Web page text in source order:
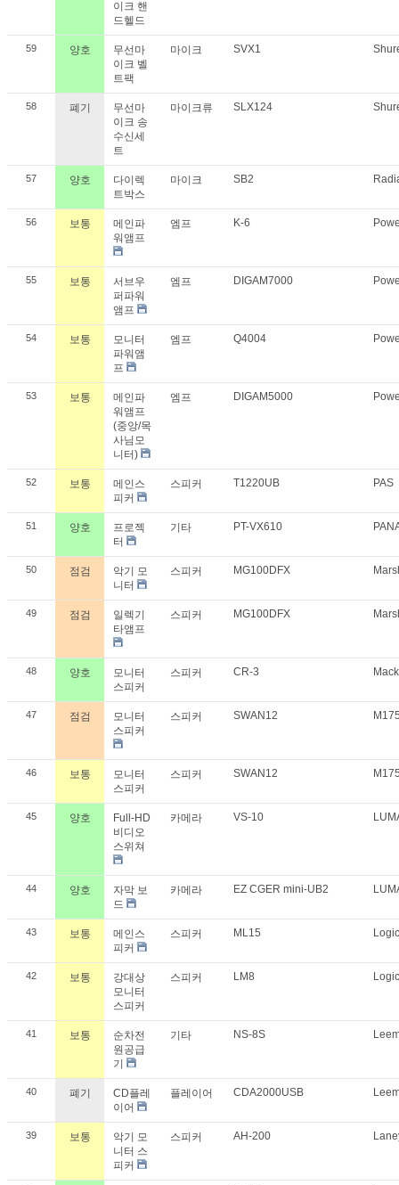
이크 핸
드헬드
59 양호
무선마
이크 벨
트팩
마이크 SVX1
58 폐기
무선마
이크 송
수신세
트
마이크류 SLX124
57 양호
다이렉
트박스
마이크 SB2
56 보통
메인파
워앰프
엠프 K-6
55 보통
서브우
퍼파워
앰프
엠프 DIGAM7000
54 보통
모니터
파워앰
프
엠프 Q4004
53 보통
메인파
워앰프
(중앙/목
사님모
니터)
엠프 DIGAM5000
52 보통
메인스
피커
스피커 T1220UB PAS
51 양호
프로젝
터
기타 PT-VX610
50 점검
악기 모
니터
스피커 MG100DFX
49 점검
일렉기
타앰프
스피커 MG100DFX
48 양호
모니터
스피커
스피커 CR-3
47 점검
모니터
스피커
스피커 SWAN12
46 보통
모니터
스피커
스피커 SWAN12
45 양호
Full-HD
비디오
스위쳐
카메라 VS-10
44 양호
자막 보
드
카메라 EZ CGER mini-UB2
43 보통
메인스
피커
스피커 ML15
42 보통
강대상
모니터
스피커
스피커 LM8
41 보통
순차전
원공급
기
기타 NS-8S
40 폐기
CD플레
이어
플레이어 CDA2000USB
39 보통
악기 모
니터 스
피커
스피커 AH-200